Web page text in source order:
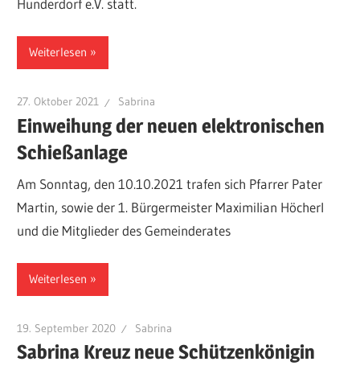
Hunderdorf e.V. statt.
Weiterlesen
27. Oktober 2021 Sabrina
Einweihung der neuen elektronischen
Schießanlage
Am Sonntag, den 10.10.2021 trafen sich Pfarrer Pater
Martin, sowie der 1. Bürgermeister Maximilian Höcherl
und die Mitglieder des Gemeinderates
Weiterlesen
19. September 2020 Sabrina
Sabrina Kreuz neue Schützenkönigin